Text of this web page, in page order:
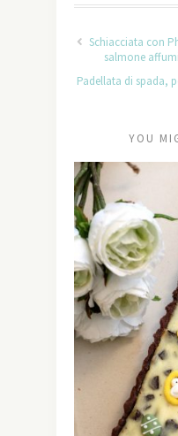
Schiacciata con
salmone
Padellata di spada,
YOU